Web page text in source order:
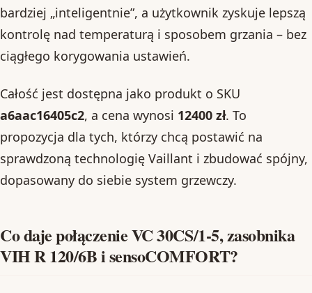
bardziej „inteligentnie”, a użytkownik zyskuje lepszą
kontrolę nad temperaturą i sposobem grzania – bez
ciągłego korygowania ustawień.
Całość jest dostępna jako produkt o SKU
a6aac16405c2, a cena wynosi 12400 zł. To
propozycja dla tych, którzy chcą postawić na
sprawdzoną technologię Vaillant i zbudować spójny,
dopasowany do siebie system grzewczy.
Co daje połączenie VC 30CS/1-5, zasobnika
VIH R 120/6B i sensoCOMFORT?